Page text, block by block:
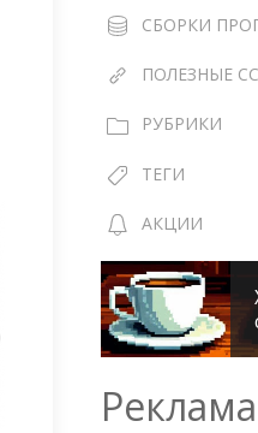
СБОРКИ
ПОЛЕЗНЫЕ
РУБРИКИ
ТЕГИ
АКЦИИ
Реклама